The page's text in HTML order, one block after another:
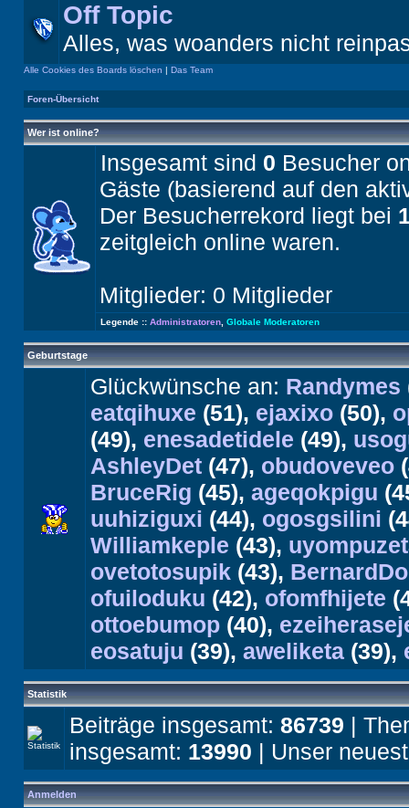
Off Topic
Alles, was woanders nicht
Alle Cookies des Boards löschen | Das Team
Foren-Übersicht
Wer ist online?
Insgesamt sind 0 Besucher
Gäste (basierend auf den
Der Besucherrekord liegt bei
zeitgleich online waren.
Mitglieder: 0 Mitglieder
Legende :: Administratoren Globale Moderatoren
Geburtstage
Glückwünsche an: Randymes
eatqihuxe (51), ejaxixo (50),
(49), enesadetidele (49),
AshleyDet (47), obudoveveo
BruceRig (45), ageqokpigu
uuhiziguxi (44), ogosgsilini
Williamkeple (43),
ovetotosupik (43),
ofuiloduku (42), ofomfhijete
ottoebumop (40),
eosatuju (39), aweliketa (39),
Statistik
Beiträge insgesamt: 86739 |
insgesamt: 13990 | Unser
Anmelden